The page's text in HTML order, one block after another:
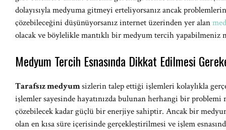
dolayısıyla medyuma gitmeyi erteliyorsanız ancak
çözebileceğini düşünüyorsanız internet üzerinden yer alan
olacak ve böylelikle mantıklı bir medyum tercih yapabilmeniz
Medyum Tercih Esnasında Dikkat Edilmesi
Tarafsız medyumsizlerin talep ettiği işlemleri kolaylıkla
işlemler sayesinde hayatınızda bulunan herhangi bir
çözebilecek kadar güçlü bir enerjiye sahiptir. Ancak bir
olan en kısa süre içerisinde gerçekleştirilmesi ve işlem